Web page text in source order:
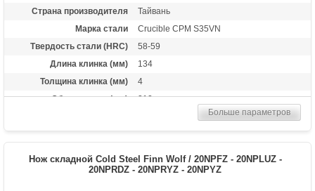
Страна производителя
Тайвань
Марка стали
Crucible CPM S35VN
Твердость стали (HRC)
58-59
Длина клинка (мм)
134
Толщина клинка (мм)
4
Общая длина (мм)
312
Материал рукоятки
Стеклотекстолит G-10
состоянии
Больше параметров
Нож складной Cold Steel Finn Wolf / 20NPFZ - 20NPLUZ -
20NPRDZ - 20NPRYZ - 20NPYZ